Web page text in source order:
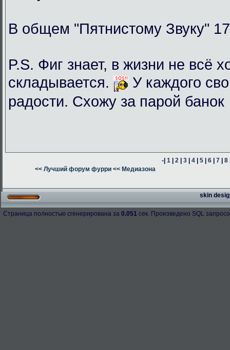
В общем "Пятнистому Звуку"
P.S. Фиг знает, в жизни не всё
складывается.
У каждого
радости. Схожу за парой банок
-|1 |2 |3 |4 |5 |6 |7 |8
<< Лучший форум фурри << Медиазона
skin
Страница полностью сгенерирована за 0.051 сек. Произведено SQL